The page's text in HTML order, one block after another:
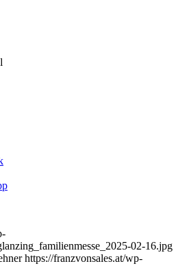
02-16.jpg
https://franzvonsales.at/wp-